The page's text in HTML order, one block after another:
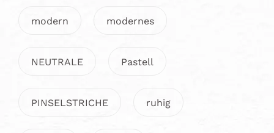
modern modernes
NEUTRALE Pastell
PINSELSTRICHE ruhig